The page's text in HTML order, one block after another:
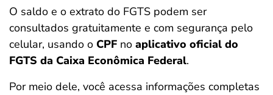
O saldo e o extrato do FGTS podem ser
consultados gratuitamente e com segurança pelo
celular, usando o CPF no aplicativo oficial do
FGTS da Caixa Econômica Federal.
Por meio dele, você acessa informações completas